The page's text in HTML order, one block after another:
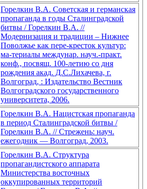
Горелкин В.А. Советская и германская
пропаганда в годы Сталинградской
битвы / Горелкин В.А. //
Модернизация и традиции – Нижнее
Поволжье как пере-кресток культур:
ма-териалы междунар. науч.-практ.
конф., посвящ. 100-летию со дня
рождения акад. Д.С.Лихачева, г.
Волгоград, : Издательство Вестник
Волгоградского государственного
университета, 2006.
Горелкин В.А. Нацистская пропаганда
в период Сталинградской битвы /
Горелкин В.А. // Стрежень: науч.
ежегодник — Волгоград, 2003.
Горелкин В.А. Структура
пропагандистского аппарата
Министерства восточных
оккупированных территорий